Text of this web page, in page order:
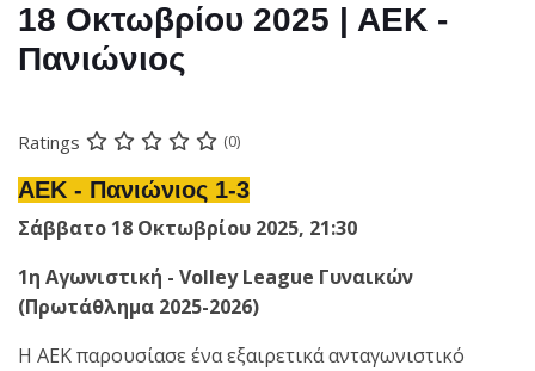
18 Οκτωβρίου 2025 | ΑΕΚ -
Πανιώνιος
Ratings (0)
ΑΕΚ - Πανιώνιος 1-3
Σάββατο 18 Οκτωβρίου 2025, 21:30
1η Αγωνιστική - Volley League Γυναικών
(Πρωτάθλημα 2025-2026)
Η ΑΕΚ παρουσίασε ένα εξαιρετικά ανταγωνιστικό